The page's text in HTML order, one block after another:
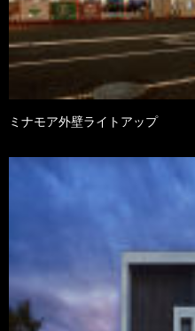
ミナモア外壁ライトアップ